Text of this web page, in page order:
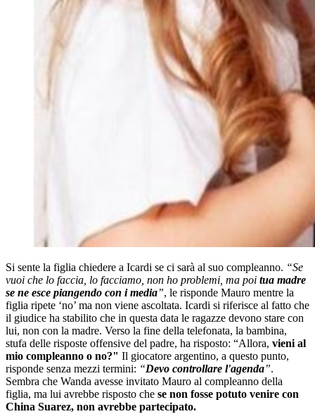
Si sente la figlia chiedere a Icardi se ci sarà al suo compleanno. “Se
vuoi che lo faccia, lo facciamo, non ho problemi, ma poi tua madre
se ne esce piangendo con i media”, le risponde Mauro mentre la
figlia ripete ‘no’ ma non viene ascoltata. Icardi si riferisce al fatto che
il giudice ha stabilito che in questa data le ragazze devono stare con
lui, non con la madre. Verso la fine della telefonata, la bambina,
stufa delle risposte offensive del padre, ha risposto: “Allora, vieni al
mio compleanno o no?" Il giocatore argentino, a questo punto,
risponde senza mezzi termini: “Devo controllare l'agenda”.
Sembra che Wanda avesse invitato Mauro al compleanno della
figlia, ma lui avrebbe risposto che se non fosse potuto venire con
China Suarez, non avrebbe partecipato.